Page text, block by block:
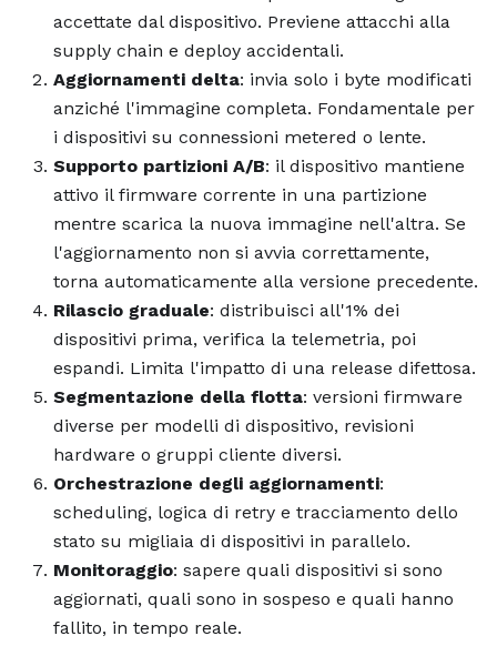
accettate dal dispositivo. Previene attacchi alla
supply chain e deploy accidentali.
Aggiornamenti delta: invia solo i byte modificati
anziché l'immagine completa. Fondamentale per
i dispositivi su connessioni metered o lente.
Supporto partizioni A/B: il dispositivo mantiene
attivo il firmware corrente in una partizione
mentre scarica la nuova immagine nell'altra. Se
l'aggiornamento non si avvia correttamente,
torna automaticamente alla versione precedente.
Rilascio graduale: distribuisci all'1% dei
dispositivi prima, verifica la telemetria, poi
espandi. Limita l'impatto di una release difettosa.
Segmentazione della flotta: versioni firmware
diverse per modelli di dispositivo, revisioni
hardware o gruppi cliente diversi.
Orchestrazione degli aggiornamenti:
scheduling, logica di retry e tracciamento dello
stato su migliaia di dispositivi in parallelo.
Monitoraggio: sapere quali dispositivi si sono
aggiornati, quali sono in sospeso e quali hanno
fallito, in tempo reale.